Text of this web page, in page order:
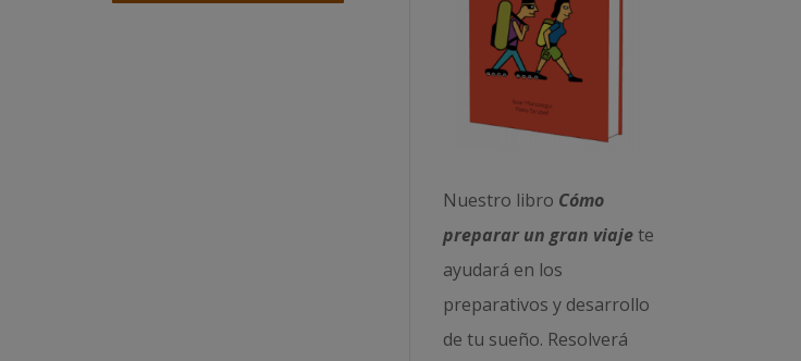
Nuestro libro Cómo
preparar un gran viajete
ayudará en los
preparativos y desarrollo
de tu sueño. Resolverá